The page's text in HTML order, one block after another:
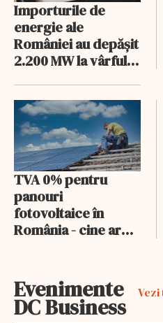
Importurile de
energie ale
României au depășit
2.200 MW la vârful
TVA 0% pentru
panouri
fotovoltaice în
România - cine ar
Evenimente
DC Business